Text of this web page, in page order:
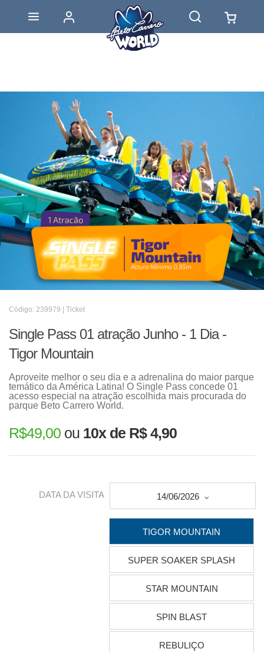
Código: 239979 | Ticket
Single Pass 01 atração Junho - 1 Dia -
Tigor Mountain
Aproveite melhor o seu dia e a adrenalina do maior parque
temático da América Latina! O Single Pass concede 01
acesso especial na atração escolhida mais procurada do
parque Beto Carrero World.
R$49,00 ou 10x de R$ 4,90
DATA DA VISITA 14/06/2026
TIGOR MOUNTAIN
SUPER SOAKER SPLASH
STAR MOUNTAIN
SPIN BLAST
REBULIÇO